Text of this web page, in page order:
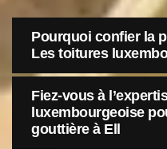
Pourquoi confier la
Les toitures
Fiez-vous à
luxembourgeoise
gouttière à Ell